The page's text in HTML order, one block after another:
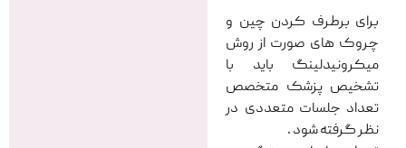
برای برطرف کردن چین و
چروک های صورت از روش
میکرونیدلینگ باید با
تشخیص پزشک متخصص
تعداد جلسات متعددی در
نظر گرفته شود .